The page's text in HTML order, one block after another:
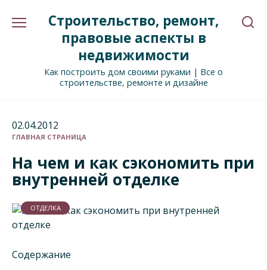
Строительство, ремонт,
правовые аспекты в
недвижимости
Как построить дом своими руками | Все о
строительстве, ремонте и дизайне
02.04.2012
ГЛАВНАЯ СТРАНИЦА
На чем и как сэкономить при
внутренней отделке
ОТДЕЛКА
Содержание